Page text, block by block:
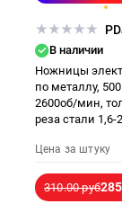
В наличии
Ножницы
по металлу,
2600об/мин,
реза стали
Цена за штуку
310.00 руб